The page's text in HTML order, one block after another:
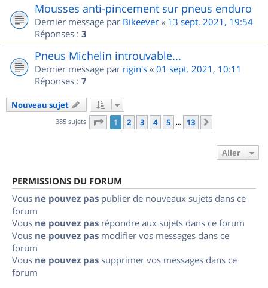
Mousses anti-pincement sur pneus enduro
Dernier message par Bikeever « 13 sept. 2021, 19:54
Réponses : 3
Pneus Michelin introuvable...
Dernier message par rigin's « 01 sept. 2021, 10:11
Réponses : 7
Nouveau sujet
385 sujets Page 1sur
1 2 3 4 5 … 13
Aller
PERMISSIONS DU FORUM
Vous ne pouvez pas publier de nouveaux sujets dans ce
forum
Vous ne pouvez pas répondre aux sujets dans ce forum
Vous ne pouvez pas modifier vos messages dans ce
forum
Vous ne pouvez pas supprimer vos messages dans ce
forum